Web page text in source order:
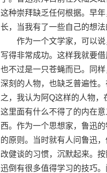
这种崇拜缺乏任何根据。早
长，当我有了一些自己的想
作为一个文学家，可以说
写得非常成功。这样我就要
也不过是一只苍蝇而已。同
深刻的人物，也缺乏普遍性
之，我认为阿Q这样的人物
这里面有什么不得了的内在
西。作为一个思想家，鲁迅
的原则。当时就有人问鲁迅
改健谈的习惯，沉默起来。
迅倒有很多值得学习的技巧